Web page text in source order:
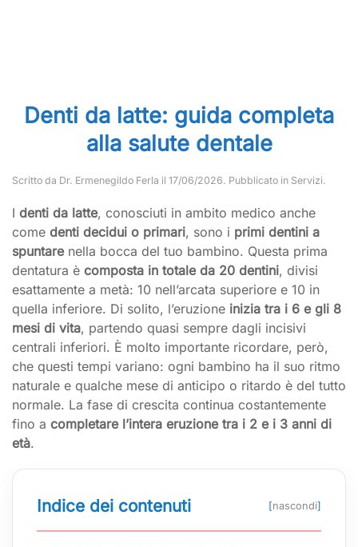
Denti da latte: guida completa
alla salute dentale
Scritto da Dr. Ermenegildo Ferla il 17/06/2026. Pubblicato in Servizi.
I denti da latte, conosciuti in ambito medico anche
come denti decidui o primari, sono i primi dentini a
spuntarenella bocca del tuo bambino. Questa prima
dentatura è composta in totale da 20 dentini, divisi
esattamente a metà: 10 nell’arcata superiore e 10 in
quella inferiore. Di solito, l’eruzione inizia tra i 6 e gli 8
mesi di vita, partendo quasi sempre dagli incisivi
centrali inferiori. È molto importante ricordare, però,
che questi tempi variano: ogni bambino ha il suo ritmo
naturale e qualche mese di anticipo o ritardo è del tutto
normale. La fase di crescita continua costantemente
fino a completare l’intera eruzione tra i 2 e i 3 anni di
età.
Indice dei contenuti [nascondi]